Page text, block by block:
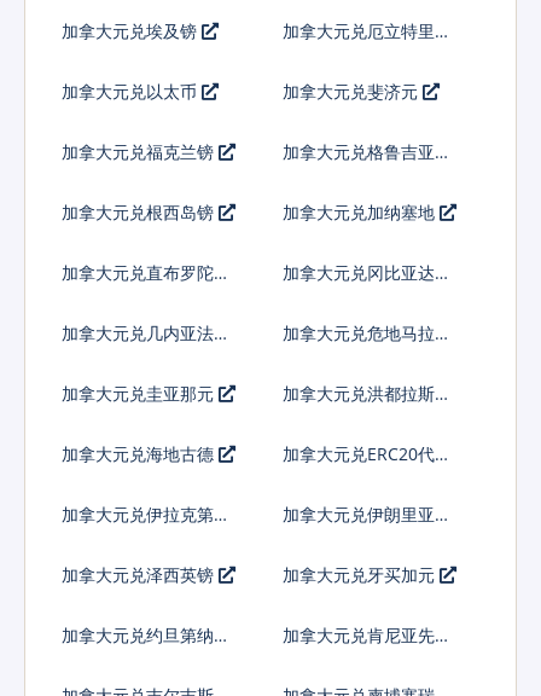
加拿大元兑埃及镑
加拿大元兑厄立特里亚
加拿大元兑以太币 加拿大元兑斐济元
加拿大元兑福克兰镑
加拿大元兑格鲁吉亚拉
加拿大元兑根西岛镑 加拿大元兑加纳塞地
加拿大元兑直布罗陀镑
加拿大元兑冈比亚达拉
加拿大元兑几内亚法郎
加拿大元兑危地马拉格
加拿大元兑圭亚那元
加拿大元兑洪都拉斯伦
加拿大元兑海地古德 加拿大元兑ERC20代币
加拿大元兑伊拉克第纳
加拿大元兑伊朗里亚尔
加拿大元兑泽西英镑 加拿大元兑牙买加元
加拿大元兑约旦第纳尔 加拿大元兑肯尼亚先令